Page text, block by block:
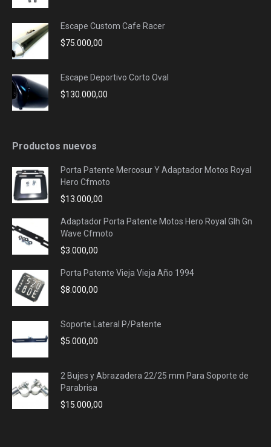
Escape Custom Cafe Racer
$75.000,00
Escape Deportivo Corto Oval
$130.000,00
Productos nuevos
Porta Patente Mercosur Y Adaptador Motos Royal
Hero Cfmoto
$13.000,00
Adaptador Porta Patente Motos Hero Royal Glh Gn
Wave Cfmoto
$3.000,00
Porta Patente Vieja Vieja Año 1994
$8.000,00
Soporte Lateral P/Patente
$5.000,00
2 Bujes y Abrazadera 22/25 mm Para Soporte de
Parabrisa
$15.000,00